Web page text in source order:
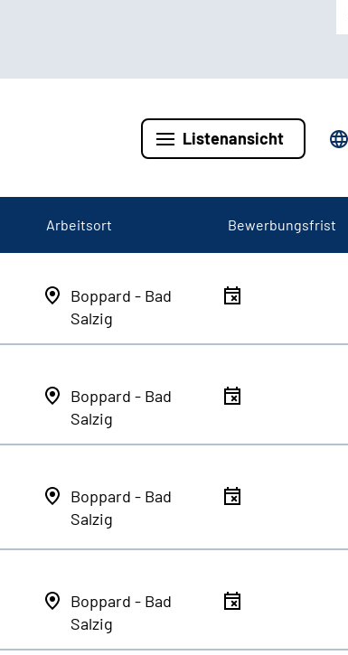
Listenansicht
Arbeitsort Bewerbungsfrist
Boppard - Bad
Salzig
Boppard - Bad
Salzig
Boppard - Bad
Salzig
Boppard - Bad
Salzig